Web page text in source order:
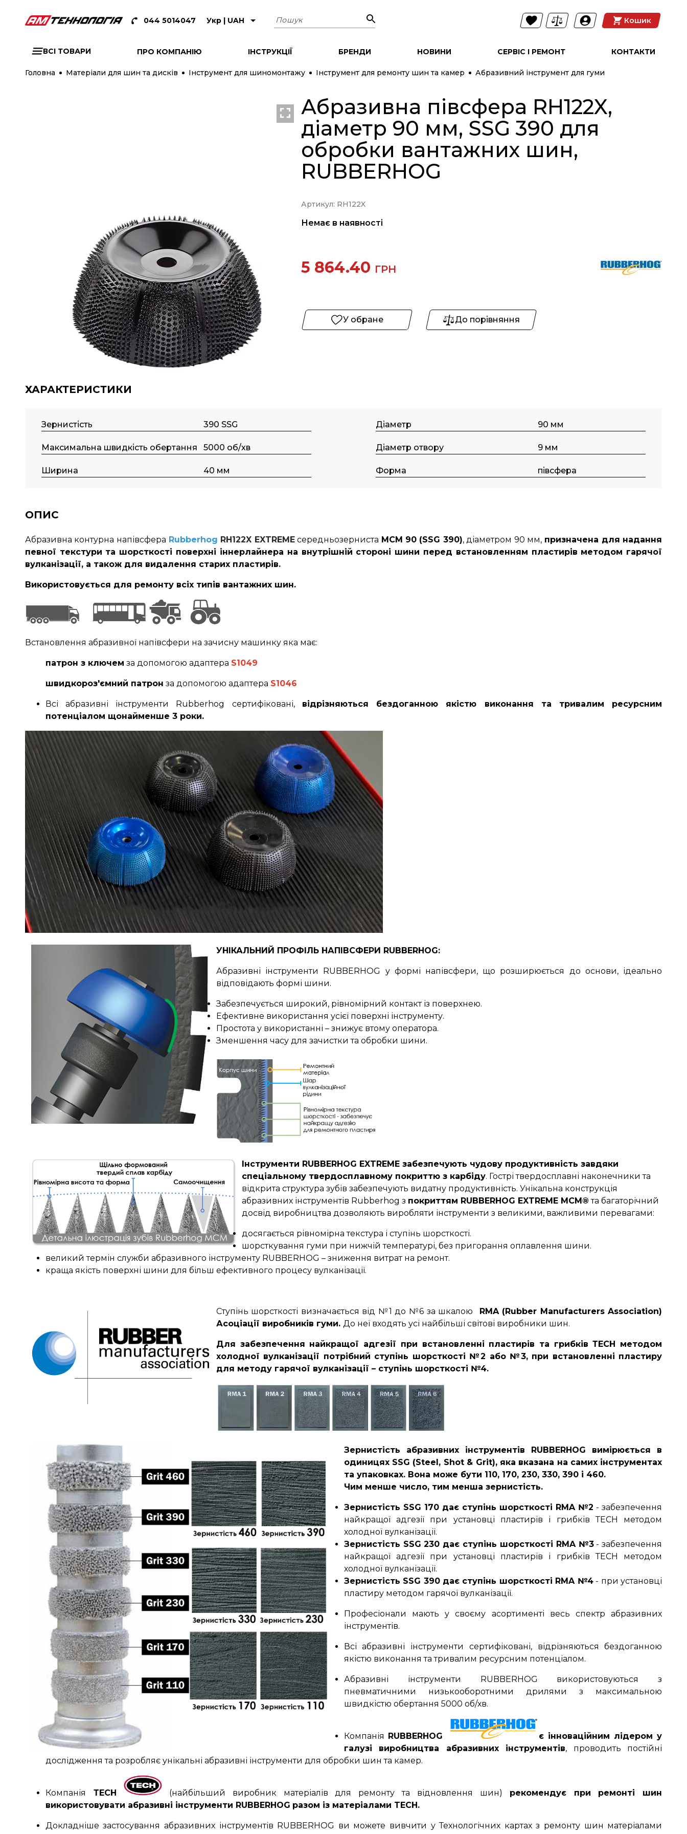
044 5014047 Укр | UAH Пошук Кошик
ВСІ ТОВАРИ ПРО КОМПАНІЮ ІНСТРУКЦІЇ БРЕНДИ НОВИНИ СЕРВІС І РЕМОНТ КОНТАКТИ
Головна Матеріали для шин та дисків Інструмент для шиномонтажу Інструмент для ремонту шин та камер Абразивний інструмент для гуми
Абразивна півсфера RH122X,
діаметр 90 мм, SSG 390 для
обробки вантажних шин,
RUBBERHOG
Артикул: RH122X
Немає в наявності
5 864.40 ГРН
У обране До порівняння
ХАРАКТЕРИСТИКИ
Зернистість 390 SSG Діаметр 90 мм
Максимальна швидкість обертання 5000 об/хв Діаметр отвору 9 мм
Ширина 40 мм Форма півсфера
ОПИС
Абразивна контурна напівсфера Rubberhog RH122X EXTREMEсередньозерниста MCM 90 (SSG 390), діаметром 90 мм, призначена для надання
певної текстури та шорсткості поверхні іннерлайнера на внутрішній стороні шини перед встановленням пластирів методом гарячої
вулканізації, а також для видалення старих пластирів.
Використовується для ремонту всіх типів вантажних шин.
Встановлення абразивної напівсфери на зачисну машинку яка має:
патрон з ключем за допомогою адаптера S1049
швидкороз'ємний патрон за допомогою адаптера S1046
Всі абразивні інструменти Rubberhog сертифіковані, відрізняються бездоганною якістю виконання та тривалим ресурсним
потенціалом щонайменше 3 роки.
УНІКАЛЬНИЙ ПРОФІЛЬ НАПІВСФЕРИ RUBBERHOG:
Абразивні інструменти RUBBERHOG у формі напівсфери, що розширюється до основи, ідеально
відповідають формі шини.
Забезпечується широкий, рівномірний контакт із поверхнею.
Ефективне використання усієї поверхні інструменту.
Простота у використанні – знижує втому оператора.
Зменшення часу для зачистки та обробки шини.
Інструменти RUBBERHOG EXTREME забезпечують чудову продуктивність завдяки
спеціальному твердосплавному покриттю з карбіду. Гострі твердосплавні наконечники та
відкрита структура зубів забезпечують видатну продуктивність. Унікальна конструкція
абразивних інструментів Rubberhog з покриттям RUBBERHOG EXTREME MCM® та багаторічний
досвід виробництва дозволяють виробляти інструменти з великими, важливими перевагами:
досягається рівномірна текстура і ступінь шорсткості.
шорсткування гуми при нижчій температурі, без пригорання оплавлення шини.
великий термін служби абразивного інструменту RUBBERHOG – зниження витрат на ремонт.
краща якість поверхні шини для більш ефективного процесу вулканізації.
Ступінь шорсткості визначається від №1 до №6 за шкалою
RMA (Rubber Manufacturers Association)
Асоціації виробників гуми. До неї входять усі найбільші світові виробники шин.
Для забезпечення найкращої адгезії при встановленні пластирів та грибків ТЕСН методом
холодної вулканізації потрібний ступінь шорсткості №2 або №3, при встановленні пластиру
для методу гарячої вулканізації – ступінь шорсткості №4.
Зернистість абразивних інструментів RUBBERHOG вимірюється в
одиницях SSG (Steel, Shot & Grit), яка вказана на самих інструментах
та упаковках. Вона може бути 110, 170, 230, 330, 390 і 460.
Чим менше число, тим менша зернистість.
Зернистість SSG 170 дає ступінь шорсткості RMA №2 - забезпечення
найкращої адгезії при установці пластирів і грибків ТЕСН методом
холодної вулканізації.
Зернистість SSG 230 дає ступінь шорсткості RMA №3- забезпечення
найкращої адгезії при установці пластирів і грибків ТЕСН методом
холодної вулканізації.
Зернистість SSG 390 дає ступінь шорсткості RMA №4 - при установці
пластиру методом гарячої вулканізації.
Професіонали мають у своєму асортименті весь спектр абразивних
інструментів.
Всі абразивні інструменти сертифіковані, відрізняються бездоганною
якістю виконання та тривалим ресурсним потенціалом.
Абразивні інструменти RUBBERHOG використовуються з
пневматичними низькооборотними дрилями з максимальною
швидкістю обертання 5000 об/хв.
Компанія RUBBERHOG
є інноваційним лідером у
галузі виробництва абразивних інструментів, проводить постійні
дослідження та розробляє унікальні абразивні інструменти для обробки шин та камер.
Компанія ТЕСН (найбільший виробник матеріалів для ремонту та відновлення шин) рекомендує при ремонті шин
використовувати абразивні інструменти RUBBERHOG разом із матеріалами TECH.
Докладніше застосування абразивних інструментів RUBBERHOG ви можете вивчити у Технологічних картах з ремонту шин матеріалами